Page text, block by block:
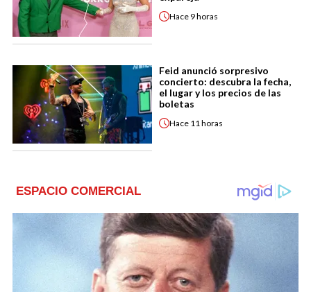
Hace 9 horas
Feid anunció sorpresivo
concierto: descubra la fecha,
el lugar y los precios de las
boletas
Hace 11 horas